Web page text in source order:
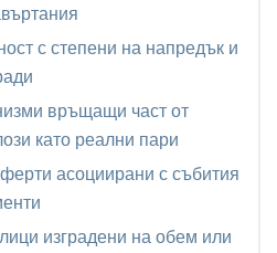
с степени на напредък и
връщащи част от
като реални пари
асоциирани с събития
изградени на обем или